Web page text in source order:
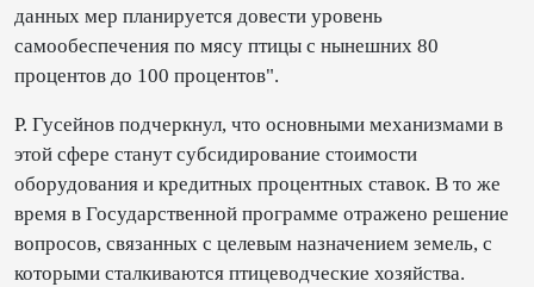
данных мер планируется довести уровень
самообеспечения по мясу птицы с нынешних 80
процентов до 100 процентов".
Р. Гусейнов подчеркнул, что основными механизмами в
этой сфере станут субсидирование стоимости
оборудования и кредитных процентных ставок. В то же
время в Государственной программе отражено решение
вопросов, связанных с целевым назначением земель, с
которыми сталкиваются птицеводческие хозяйства.